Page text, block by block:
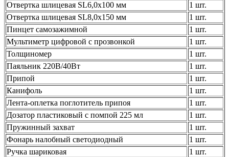
Отвертка шлицевая SL6,0x100 мм
1 шт.
Отвертка шлицевая SL8,0x150 мм
1 шт.
Пинцет самозажимной
1 шт.
Мультиметр цифровой с прозвонкой
1 шт.
Толщиномер
1 шт.
Паяльник 220В/40Вт
1 шт.
Припой
1 шт.
Канифоль
1 шт.
Лента-оплетка поглотитель припоя
1 шт.
Дозатор пластиковый с помпой 225 мл
1 шт.
Пружинный захват
1 шт.
Фонарь налобный светодиодный
1 шт.
Ручка шариковая
1 шт.